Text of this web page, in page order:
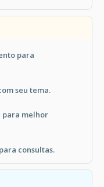
para
seu tema.
para melhor
consultas.